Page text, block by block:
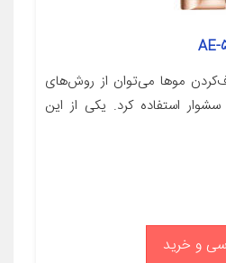
موها می‌توان از روش‌های
استفاده کرد. یکی از این
و خرید